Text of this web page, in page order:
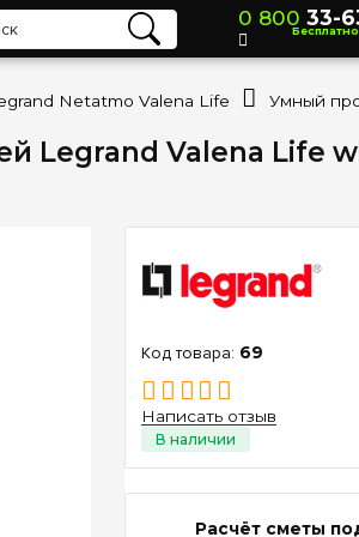
Legrand Valena Life
69
Написать отзыв
Расчёт сметы
0 800 33-
Бесплатно
Netatmo Valena Life